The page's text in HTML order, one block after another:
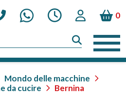
0
Mondo delle macchine
da cucire
Bernina